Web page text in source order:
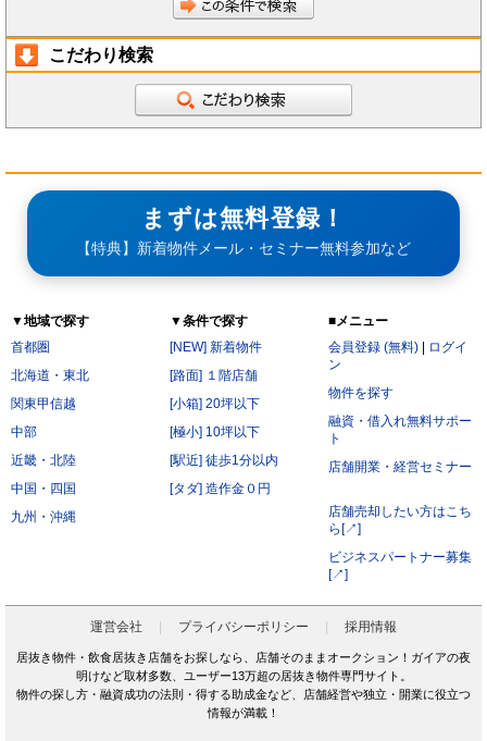
こだわり検索
まずは無料登録！
【特典】新着物件メール・セミナー無料参加など
▼地域で探す
首都圏
北海道・東北
関東甲信越
中部
近畿・北陸
中国・四国
九州・沖縄
▼条件で探す
[NEW] 新着物件
[路面] １階店舗
[小箱] 20坪以下
[極小] 10坪以下
[駅近] 徒歩1分以内
[タダ] 造作金０円
■メニュー
会員登録 (無料)
ログイ
ン
物件を探す
融資・借入れ無料サポー
ト
店舗開業・経営セミナー
店舗売却したい方はこち
ら[↗]
ビジネスパートナー募集
[↗]
運営会社 プライバシーポリシー 採用情報
居抜き物件・飲食居抜き店舗をお探しなら、店舗そのままオークション！ガイアの夜
明けなど取材多数、ユーザー13万超の居抜き物件専門サイト。
物件の探し方・融資成功の法則・得する助成金など、店舗経営や独立・開業に役立つ
情報が満載！